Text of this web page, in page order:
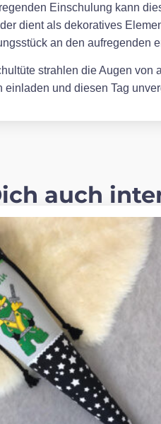
Einschulung kann
dient als dekoratives
an den aufregenden
strahlen die Augen
und diesen Tag
auch